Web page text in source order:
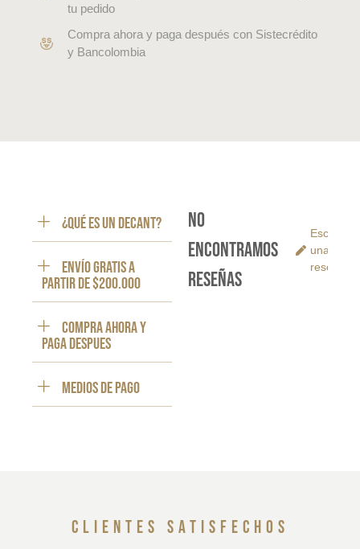
tu pedido
Compra ahora y paga después con Sistecrédito
y Bancolombia
¿Qué es un decant?
ENVÍO GRATIS a
partir de $200.000
Compra ahora y
paga despues
Medios de pago
No
encontramos
reseñas
Escribe
una
reseña
clientes satisfechos